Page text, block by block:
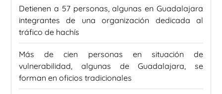
Detienen a 57 personas, algunas en Guadalajara
integrantes de una organización dedicada al
tráfico de hachís
Más de cien personas en situación de
vulnerabilidad, algunas de Guadalajara, se
forman en oficios tradicionales